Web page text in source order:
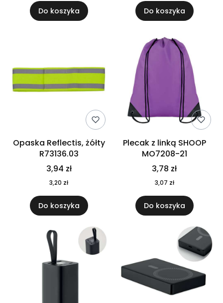
Do koszyka Do koszyka
Opaska Reflectis, żółty
R73136.03
3,94 zł
3,20 zł
Do koszyka
Plecak z linką SHOOP
MO7208-21
3,78 zł
3,07 zł
Do koszyka